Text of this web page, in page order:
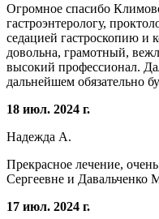
Огромное спасибо
гастроэнтерологу,
седацией гастроскопию и
довольна, грамотный,
высокий профессионал.
дальнейшем обязательно
18 июл. 2024 г.
Надежда А.
Прекрасное лечение,
Сергеевне и Давальченко
17 июл. 2024 г.